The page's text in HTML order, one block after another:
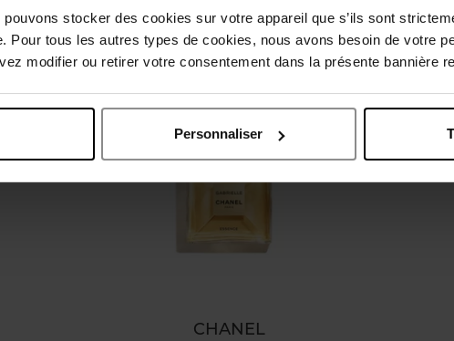
pouvons stocker des cookies sur votre appareil que s’ils sont
Pour tous les autres types de cookies, nous avons besoin de votre
modifier ou retirer votre consentement dans la présente bannière
Personnaliser
CHANEL